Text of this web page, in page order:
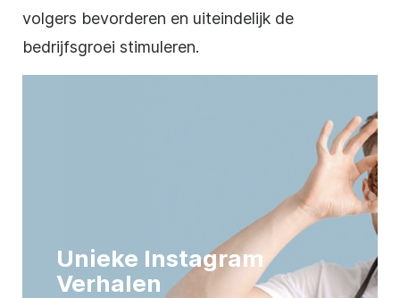
volgers bevorderen en uiteindelijk de
bedrijfsgroei stimuleren.
Unieke Instagram
Verhalen